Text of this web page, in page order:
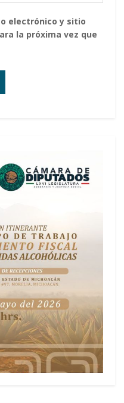
electrónico y sitio
la próxima vez que